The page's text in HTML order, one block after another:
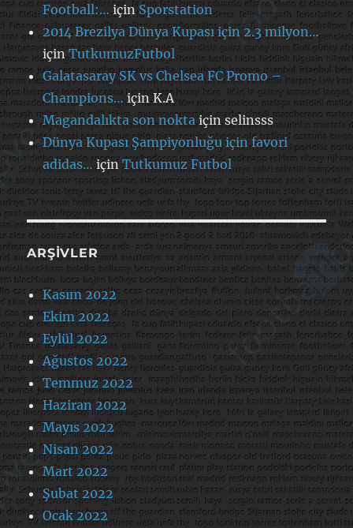
Football:… içinSporstation
2014 Brezilya Dünya Kupası için 2.3 milyon…
içinTutkumuzFutbol
Galatasaray SK vs Chelsea FC Promo –
Champions… içinK.A
Magandalıkta son noktaiçinselinsss
Dünya Kupası Şampiyonluğu için favori
adidas…içinTutkumuz Futbol
ARŞIVLER
Kasım 2022
Ekim 2022
Eylül 2022
Ağustos 2022
Temmuz 2022
Haziran 2022
Mayıs 2022
Nisan 2022
Mart 2022
Şubat 2022
Ocak 2022